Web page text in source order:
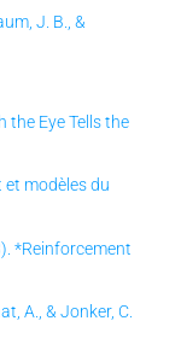
J. B., &
the Eye Tells the
modèles du
*Reinforcement
A., & Jonker, C.